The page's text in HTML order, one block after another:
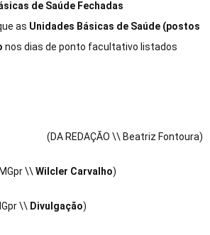
de Saúde Fechadas
as Unidades Básicas de Saúde (postos
nos dias de ponto facultativo listados
(DA REDAÇÃO \\ Beatriz Fontoura)
\\ Wilcler Carvalho)
\\ Divulgação)